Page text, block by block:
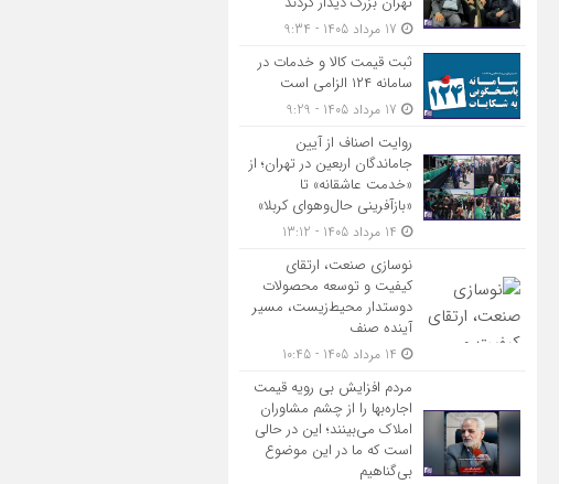
ثبت قیمت کالا و خدمات در
سامانه ۱۲۴ الزامی است
روایت اصناف از آیین
جاماندگان اربعین در تهران؛ از
«خدمت عاشقانه» تا
«بازآفرینی حال‌وهوای کربلا»
نوسازی صنعت، ارتقای
کیفیت و توسعه محصولات
دوستدار محیط‌زیست، مسیر
آینده صنف
مردم افزایش بی رویه قیمت
اجاره‌بها را از چشم مشاوران
املاک می‌بینند؛ این در حالی
است که ما در این موضوع
بی‌گناهیم